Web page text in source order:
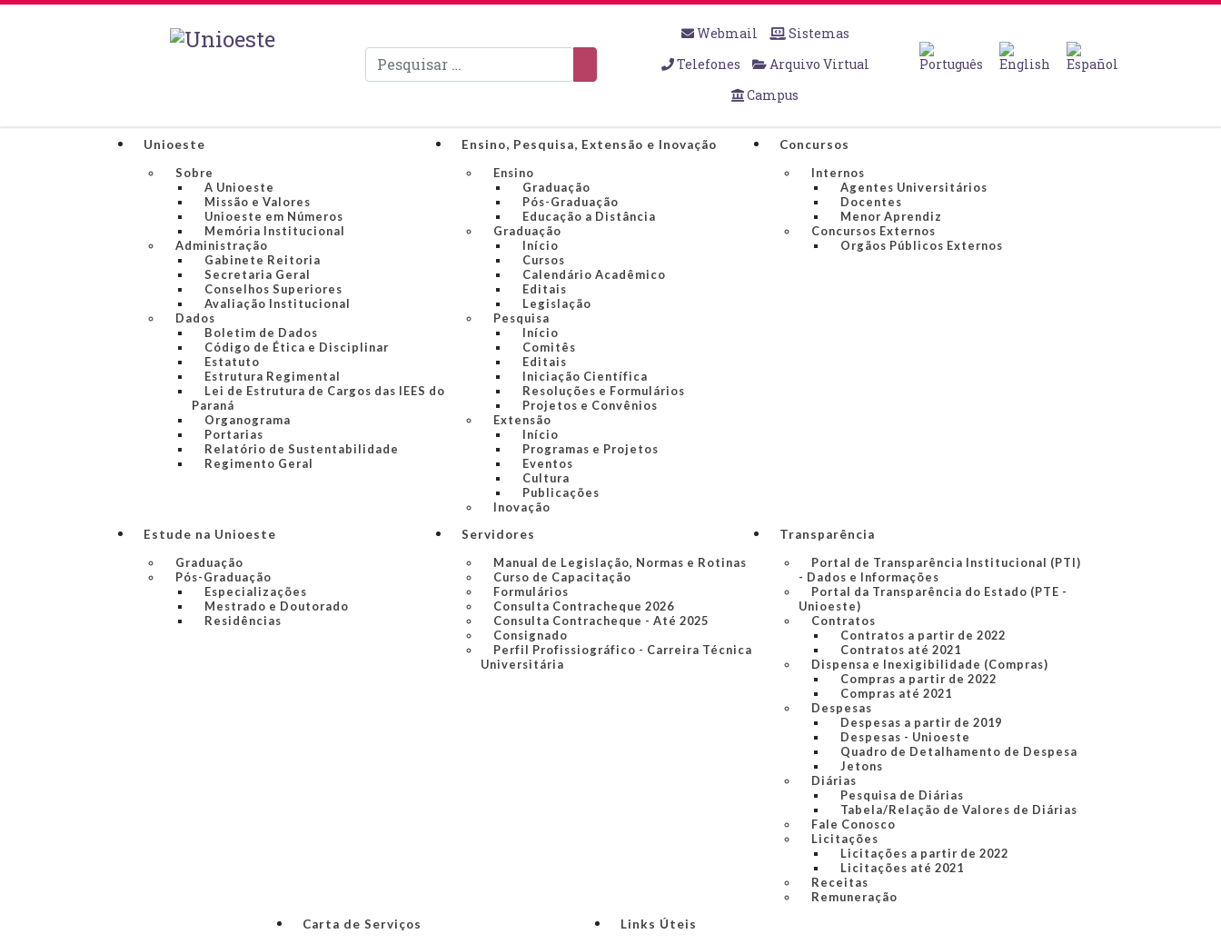
Pesquisar
Webmail
Sistemas
Telefones
Arquivo Virtual
Campus
Unioeste
Sobre
A Unioeste
Missão e Valores
Unioeste em Números
Memória Institucional
Administração
Gabinete Reitoria
Secretaria Geral
Conselhos Superiores
Avaliação Institucional
Dados
Boletim de Dados
Código de Ética e Disciplinar
Estatuto
Estrutura Regimental
Lei de Estrutura de Cargos das IEES do
Paraná
Organograma
Portarias
Relatório de Sustentabilidade
Regimento Geral
Ensino, Pesquisa, Extensão e Inovação
Ensino
Graduação
Pós-Graduação
Educação a Distância
Graduação
Início
Cursos
Calendário Acadêmico
Editais
Legislação
Pesquisa
Início
Comitês
Editais
Iniciação Científica
Resoluções e Formulários
Projetos e Convênios
Extensão
Início
Programas e Projetos
Eventos
Cultura
Publicações
Inovação
Concursos
Internos
Agentes Universitários
Docentes
Menor Aprendiz
Concursos Externos
Orgãos Públicos Externos
Estude na Unioeste
Graduação
Pós-Graduação
Especializações
Mestrado e Doutorado
Residências
Servidores
Manual de Legislação, Normas e Rotinas
Curso de Capacitação
Formulários
Consulta Contracheque 2026
Consulta Contracheque - Até 2025
Consignado
Perfil Profissiográfico - Carreira Técnica
Universitária
Transparência
Portal de Transparência Institucional (PTI)
- Dados e Informações
Portal da Transparência do Estado (PTE -
Unioeste)
Contratos
Contratos a partir de 2022
Contratos até 2021
Dispensa e Inexigibilidade (Compras)
Compras a partir de 2022
Compras até 2021
Despesas
Despesas a partir de 2019
Despesas - Unioeste
Quadro de Detalhamento de Despesa
Jetons
Diárias
Pesquisa de Diárias
Tabela/Relação de Valores de Diárias
Fale Conosco
Licitações
Licitações a partir de 2022
Licitações até 2021
Receitas
Remuneração
Carta de Serviços
Links Úteis